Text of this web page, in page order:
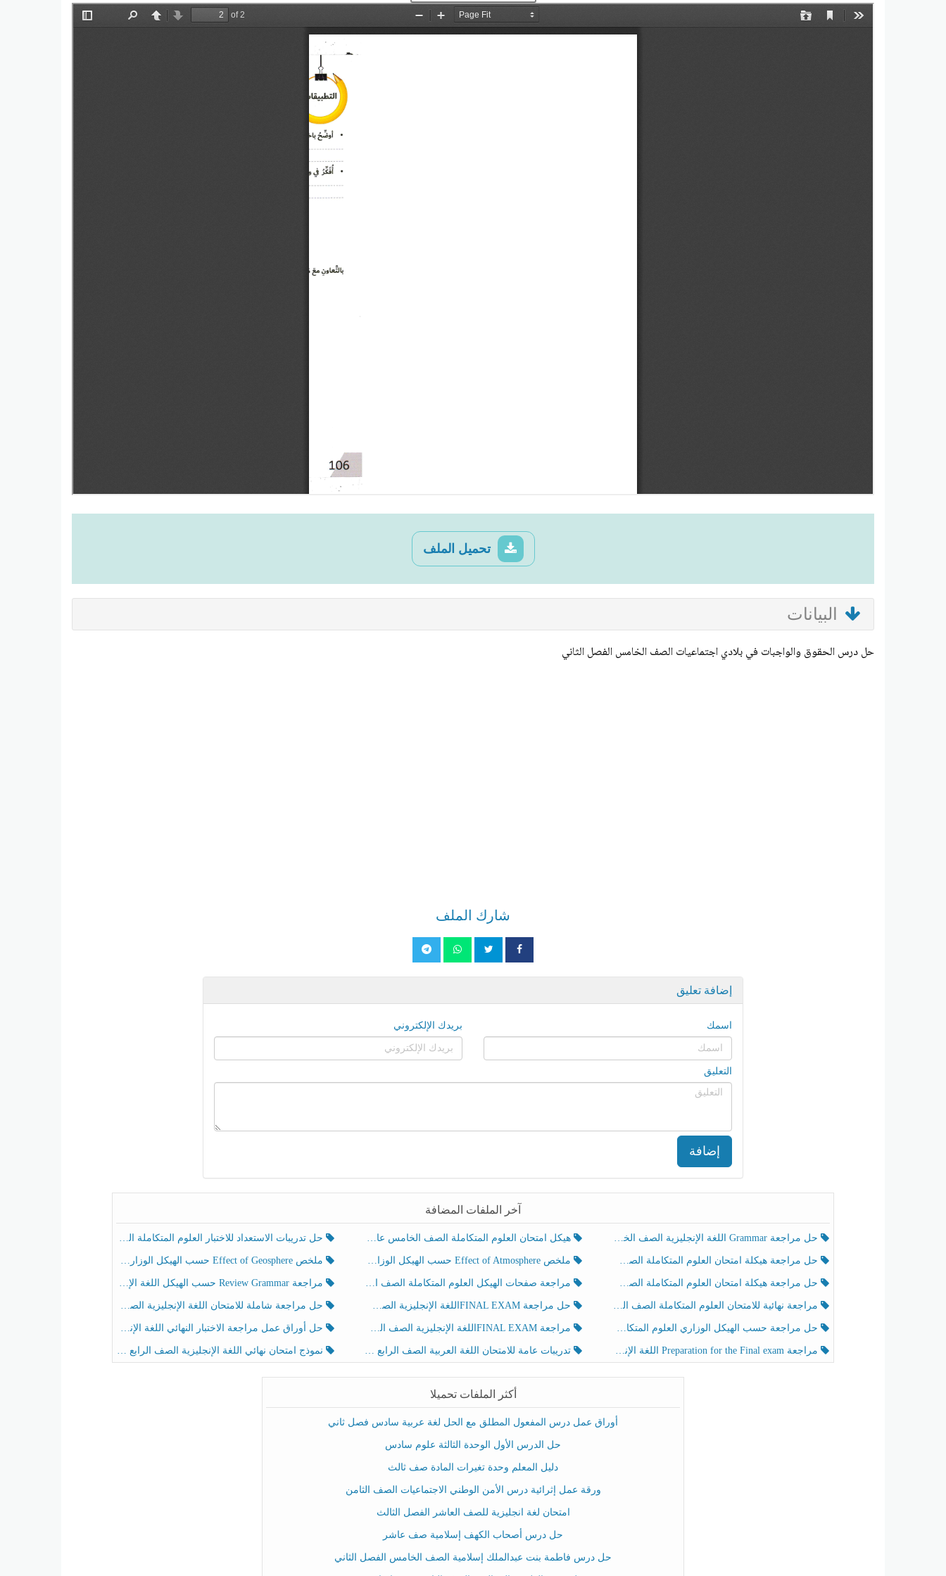
تحميل الملف
البيانات
حل درس الحقوق والواجبات في بلادي اجتماعيات الصف الخامس الفصل الثاني
شارك الملف
إضافة تعليق
اسمك بريدك الإلكتروني
التعليق
إضافة
آخر الملفات المضافة
حل مراجعة Grammar اللغة الإنجليزية الصف الخامس الفصل الثالث هيكل امتحان العلوم المتكاملة الصف الخامس عام الفصل الدراسي الثالث 2025-2026 حل تدريبات الاستعداد للاختبار العلوم المتكاملة الصف الخامس عام الفصل الثالث
حل مراجعة هيكلة امتحان العلوم المتكاملة الصف الخامس انسبير الفصل الثالث ملخص Effect of Atmosphere حسب الهيكل الوزاري العلوم المتكاملة الصف الخامس انسبير الفصل الثالث ملخص Effect of Geosphere حسب الهيكل الوزاري العلوم المتكاملة الصف الخامس انسبير الفصل الثالث
حل مراجعة هيكلة امتحان العلوم المتكاملة الصف الخامس عام الفصل الثالث مراجعة صفحات الهيكل العلوم المتكاملة الصف الخامس انسبير الفصل الثالث مراجعة Review Grammar حسب الهيكل اللغة الإنجليزية الصف الخامس الفصل الثالث
مراجعة نهائية للامتحان العلوم المتكاملة الصف الخامس انسبير الفصل الثالث حل مراجعة FINAL EXAMاللغة الإنجليزية الصف الخامس الفصل الثالث حل مراجعة شاملة للامتحان اللغة الإنجليزية الصف الخامس الفصل الثالث
حل مراجعة حسب الهيكل الوزاري العلوم المتكاملة الصف الخامس عام الفصل الثالث مراجعة FINAL EXAMاللغة الإنجليزية الصف الخامس الفصل الثالث حل أوراق عمل مراجعة الاختبار النهائي اللغة الإنجليزية الصف الرابع الفصل الثالث
مراجعة Preparation for the Final exam اللغة الإنجليزية الصف الرابع الفصل الثالث تدريبات عامة للامتحان اللغة العربية الصف الرابع الفصل الثالث نموذج امتحان نهائي اللغة الإنجليزية الصف الرابع الفصل الثالث
أكثر الملفات تحميلا
أوراق عمل درس المفعول المطلق مع الحل لغة عربية سادس فصل ثاني
حل الدرس الأول الوحدة الثالثة علوم سادس
دليل المعلم وحدة تغيرات المادة صف ثالث
ورقة عمل إثرائية درس الأمن الوطني الاجتماعيات الصف الثامن
امتحان لغة انجليزية للصف العاشر الفصل الثالث
حل درس أصحاب الكهف إسلامية صف عاشر
حل درس فاطمة بنت عبدالملك إسلامية الصف الخامس الفصل الثاني